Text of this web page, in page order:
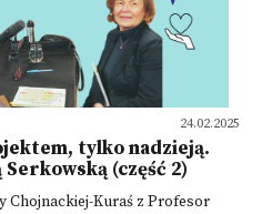
24.02.2025
tylko nadzieją.
(część 2)
Chojnackiej-Kuraś z Profesor